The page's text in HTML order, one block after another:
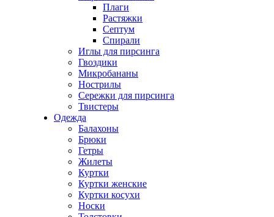
Плаги
Растяжки
Септум
Спирали
Иглы для пирсинга
Гвоздики
Микробананы
Нострилы
Сережки для пирсинга
Твистеры
Одежда
Балахоны
Брюки
Гетры
Жилеты
Куртки
Куртки женские
Куртки косухи
Носки